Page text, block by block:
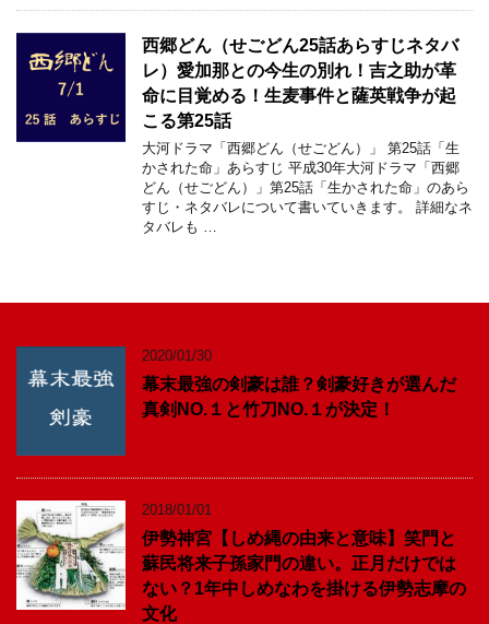
西郷どん（せごどん25話あらすじネタバ
レ）愛加那との今生の別れ！吉之助が革
命に目覚める！生麦事件と薩英戦争が起
こる第25話
大河ドラマ「西郷どん（せごどん）」 第25話「生
かされた命」あらすじ 平成30年大河ドラマ「西郷
どん（せごどん）」第25話「生かされた命」のあら
すじ・ネタバレについて書いていきます。 詳細なネ
タバレも …
2020/01/30
幕末最強の剣豪は誰？剣豪好きが選んだ
真剣NO.１と竹刀NO.１が決定！
2018/01/01
伊勢神宮【しめ縄の由来と意味】笑門と
蘇民将来子孫家門の違い。正月だけでは
ない？1年中しめなわを掛ける伊勢志摩の
文化